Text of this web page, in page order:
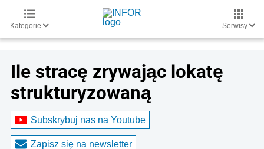
Kategorie Serwisy
Ile stracę zrywając lokatę
strukturyzowaną
Subskrybuj nas na Youtube
Zapisz się na newsletter